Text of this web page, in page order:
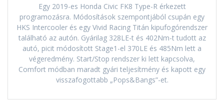
Egy 2019-es Honda Civic FK8 Type-R érkezett
programozásra. Módosítások szempontjából csupán egy
HKS Intercooler és egy Vivid Racing Titán kipufogórendszer
található az autón. Gyárilag 328LE-t és 402Nm-t tudott az
autó, picit módosított Stage1-el 370LE és 485Nm lett a
végeredmény. Start/Stop rendszer ki lett kapcsolva,
Comfort módban maradt gyári teljesítmény és kapott egy
visszafogottabb „Pops&Bangs”-et.